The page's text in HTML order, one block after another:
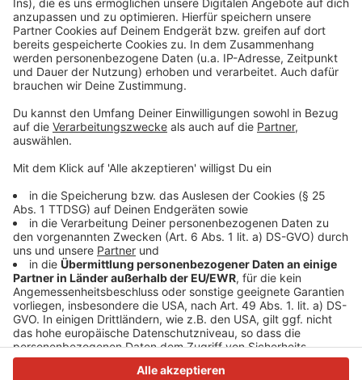
regelmäßig dienstags zwischen 14:00 und 16:00 Uhr
sowie donnerstags zwischen 08:00 und 12:00 Uhr zur
Verfügung. Die Kontaktaufnahme ist telefonisch unter
0211 2407-5115 oder -5147 sowie per Mail an
kindertagespflege@erkrath.de möglich. Weitere
Informationen sind auf der städtischen Webseite
unter www.erkrath.de/kindertagespflege zu finden.
Anzeige
Anzeige